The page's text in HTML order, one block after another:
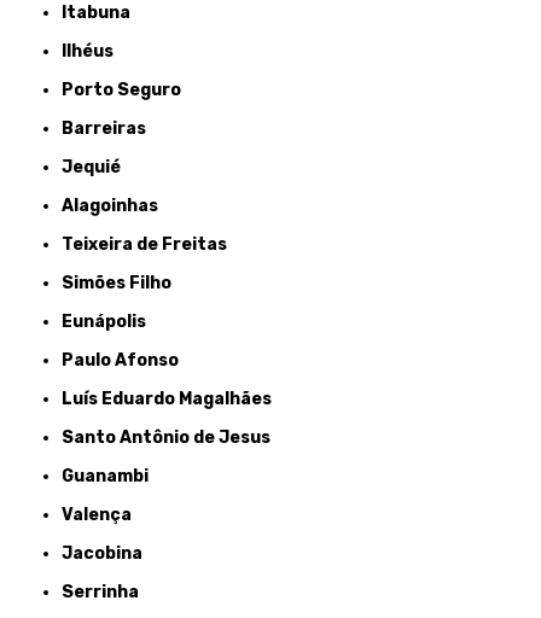
Itabuna
Ilhéus
Porto Seguro
Barreiras
Jequié
Alagoinhas
Teixeira de Freitas
Simões Filho
Eunápolis
Paulo Afonso
Luís Eduardo Magalhães
Santo Antônio de Jesus
Guanambi
Valença
Jacobina
Serrinha